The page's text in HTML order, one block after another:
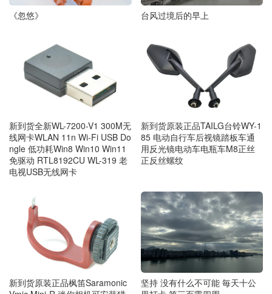
《忽悠》 台风过境后的早上
新到货全新WL-7200-V1 300M无
线网卡WLAN 11n Wi-Fi USB Do
ngle 低功耗Win8 Win10 Win11
免驱动 RTL8192CU WL-319 老
电视USB无线网卡
新到货原装正品TAILG台铃WY-1
85 电动自行车后视镜踏板车通
用反光镜电动车电瓶车M8正丝
正反丝螺纹
新到货原装正品枫笛Saramonic
坚持 没有什么不可能 毎天十公